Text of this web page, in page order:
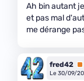
Ah bin autant
et pas mal
me dérange
fred42
Le 30/09/